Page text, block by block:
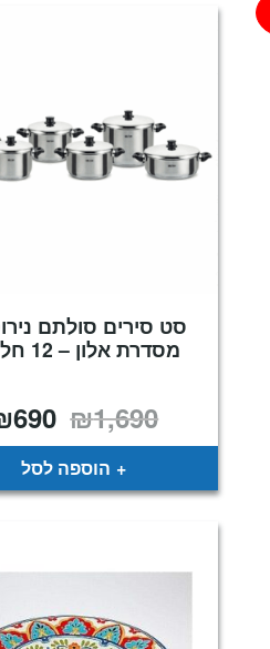
סט סירים סולתם
מסדרת אלון – 12 חלקים
₪1,690 המחיר
המקורי
היה:
₪1,690.
690
הוספה לסל